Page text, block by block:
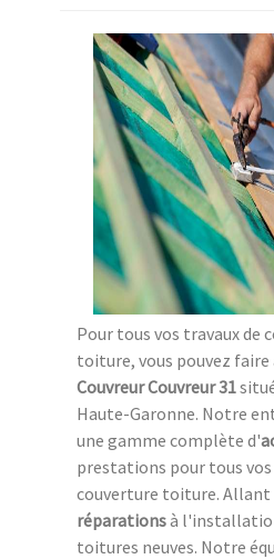
Pour tous vos travaux de
toiture, vous pouvez faire
Couvreur Couvreur 31
Haute-Garonne. Notre
une gamme complète d'
prestations pour tous vos
couverture toiture. Allant
réparationsà
toitures neuves. Notre